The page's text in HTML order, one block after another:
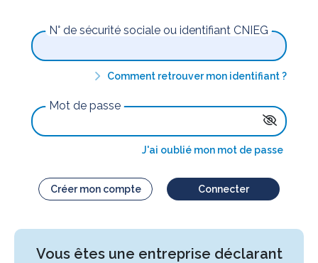
N° de sécurité sociale ou identifiant CNIEG
Comment retrouver mon identifiant ?
Mot de passe
J'ai oublié mon mot de passe
Créer mon compte Connecter
Vous êtes une entreprise déclarant